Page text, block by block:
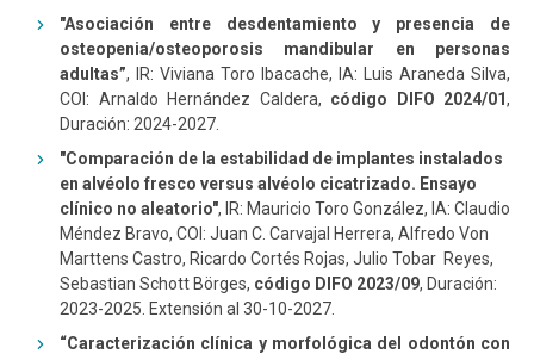
"Asociación entre desdentamiento y presencia de
osteopenia/osteoporosis mandibular en personas
adultas”,
IR: Viviana Toro Ibacache, IA: Luis Araneda Silva,
COI: Arnaldo Hernández Caldera, código DIFO 2024/01,
Duración: 2024-2027.
"Comparación de la estabilidad de implantes instalados
en alvéolo fresco versus alvéolo cicatrizado. Ensayo
clínico no aleatorio", IR: Mauricio Toro González, IA: Claudio
Méndez Bravo, COI: Juan C. Carvajal Herrera, Alfredo Von
Marttens Castro, Ricardo Cortés Rojas, Julio Tobar Reyes,
Sebastian Schott Börges, código DIFO 2023/09, Duración:
2023-2025. Extensión al 30-10-2027.
“Caracterización clínica y morfológica del odontón con